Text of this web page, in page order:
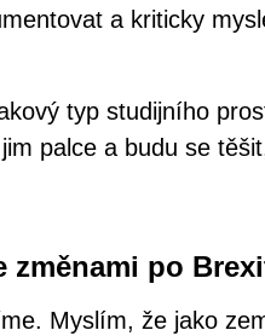
a kriticky
typ studijního
palce a budu se
změnami po
Myslím, že jako